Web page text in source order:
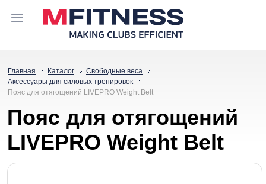
Главная Каталог
Свободные веса
Аксессуары для силовых тренировок
Пояс для отягощений LIVEPRO Weight Belt
Пояс для отягощений
LIVEPRO Weight Belt